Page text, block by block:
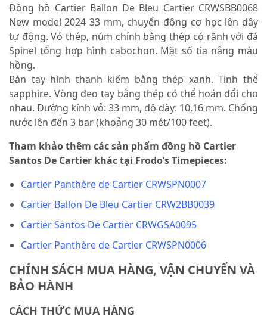
Đồng hồ Cartier Ballon De Bleu Cartier CRWSBB0068
New model 2024 33 mm, chuyển động cơ học lên dây
tự động. Vỏ thép, núm chỉnh bằng thép có rãnh với đá
Spinel tổng hợp hình cabochon. Mặt số tia nắng màu
hồng.
Bàn tay hình thanh kiếm bằng thép xanh. Tinh thể
sapphire. Vòng đeo tay bằng thép có thể hoán đổi cho
nhau. Đường kính vỏ: 33 mm, độ dày: 10,16 mm. Chống
nước lên đến 3 bar (khoảng 30 mét/100 feet).
Tham khảo thêm các sản phẩm đồng hồ Cartier
Santos De Cartier khác tại Frodo’s Timepieces:
Cartier Panthère de Cartier CRWSPN0007
Cartier Ballon De Bleu Cartier CRW2BB0039
Cartier Santos De Cartier CRWGSA0095
Cartier Panthère de Cartier CRWSPN0006
CHÍNH SÁCH MUA HÀNG, VẬN CHUYỂN VÀ
BẢO HÀNH
CÁCH THỨC MUA HÀNG